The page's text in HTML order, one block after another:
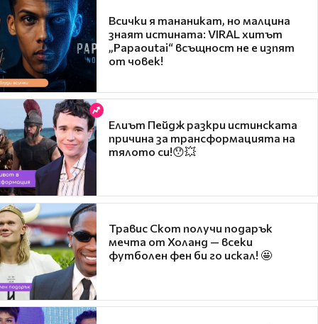
Всички я тананикат, но малцина
знаят истината: VIRAL хитът
„Papaoutai“ всъщност не е изпят
от човек!
Елиът Пейдж разкри истинската
причина за трансформацията на
тялото си!😯💥
Травис Скот получи подарък
мечта от Холанд — всеки
футболен фен би го искал! 🤩